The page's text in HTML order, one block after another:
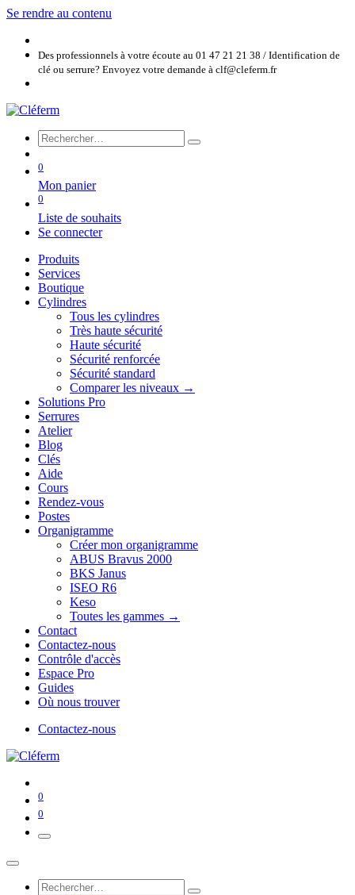
Se rendre au contenu
Des professionnels à votre écoute au 01 47 21 21 38 / Identification de
clé ou serrure? Envoyez votre demande à clf@cleferm.fr
0
Mon panier
0
Liste de souhaits
Se connecter
Produits
Services
Boutique
Cylindres
Tous les cylindres
Très haute sécurité
Haute sécurité
Sécurité renforcée
Sécurité standard
Comparer les niveaux →
Solutions Pro
Serrures
Atelier
Blog
Clés
Aide
Cours
Rendez-vous
Postes
Organigramme
Créer mon organigramme
ABUS Bravus 2000
BKS Janus
ISEO R6
Keso
Toutes les gammes →
Contact
Contactez-nous
Contrôle d'accès
Espace Pro
Guides
Où nous trouver
Contactez-nous
0
0